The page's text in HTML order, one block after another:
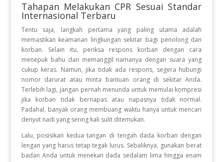
Tahapan Melakukan CPR Sesuai Standar
Internasional Terbaru
Tentu saja, langkah pertama yang paling utama adalah
memastikan keamanan lingkungan sekitar bagi penolong dan
korban. Selain itu, periksa respons korban dengan cara
menepuk bahu dan memanggil namanya dengan suara yang
cukup keras. Namun, jika tidak ada respons, segera hubungi
nomor darurat atau minta bantuan orang di sekitar Anda.
Terlebih lagi, jangan pernah menunda untuk memulai kompresi
jika korban tidak bernapas atau napasnya tidak normal.
Padahal, banyak orang membuang waktu hanya untuk mencari
denyut nadi yang sering kali sulit ditemukan.
Lalu, posisikan kedua tangan di tengah dada korban dengan
lengan yang harus tetap tegak lurus. Sebaliknya, gunakan berat
badan Anda untuk menekan dada sedalam lima hingga enam